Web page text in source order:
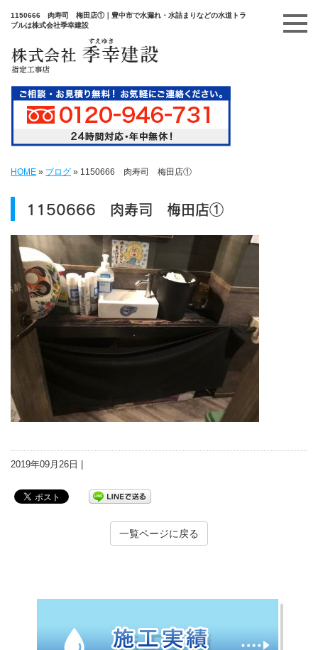
1150666 肉寿司 梅田店①｜豊中市で水漏れ・水詰まりなどの水道トラ
ブルは株式会社季幸建設
HOME » ブログ » 1150666 肉寿司 梅田店①
1150666 肉寿司 梅田店①
2019年09月26日 |
一覧ページに戻る